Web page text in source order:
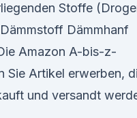
Stoffe
Dämmhanf
Amazon A-bis-z-
Sie Artikel erwerben,
und versandt